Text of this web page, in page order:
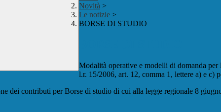
Novità >
Le notizie >
BORSE DI STUDIO
Modalità operative e modelli di domanda
l.r. 15/2006, art. 12, comma 1, lettere a) e c)
dei contributi per Borse di studio di cui alla legge regionale 8